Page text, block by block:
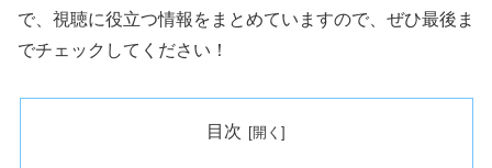
で、視聴に役立つ情報をまとめていますので、ぜひ最後ま
でチェックしてください！
目次